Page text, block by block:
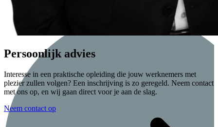
Persoonlijk advies
Interesse in een praktische opleiding die jouw werknemers met
plezier zullen volgen? Een inschrijving is zo geregeld. Neem contact
met ons op, en wij gaan direct voor je aan de slag.
Neem contact op